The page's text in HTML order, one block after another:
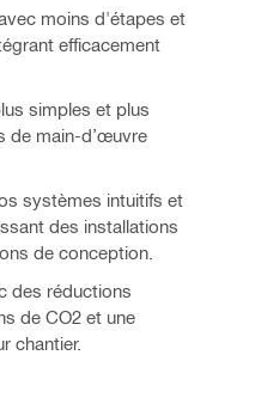
moins d'étapes et
efficacement
simples et plus
de main-d’œuvre
systèmes intuitifs et
des installations
de conception.
des réductions
de CO2 et une
chantier.